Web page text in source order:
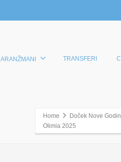
ARANŽMANI TRANSFERI
Home Doček Nove
Olimia 2025